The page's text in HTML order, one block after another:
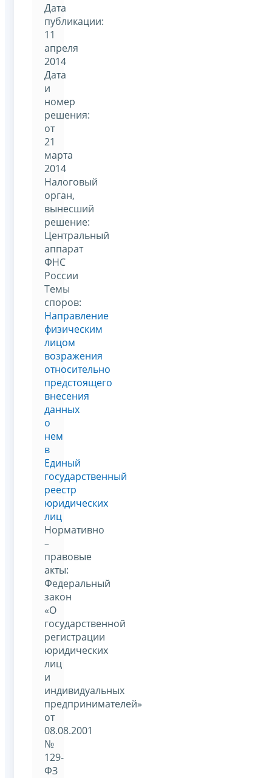
Дата
публикации:
11
апреля
2014
Дата
и
номер
решения:
от
21
марта
2014
Налоговый
орган,
вынесший
решение:
Центральный
аппарат
ФНС
России
Темы
споров:
Направление
физическим
лицом
возражения
относительно
предстоящего
внесения
данных
о
нем
в
Единый
государственный
реестр
юридических
лиц
Нормативно
–
правовые
акты:
Федеральный
закон
«О
государственной
регистрации
юридических
лиц
и
индивидуальных
предпринимателей»
от
08.08.2001
№
129-
ФЗ